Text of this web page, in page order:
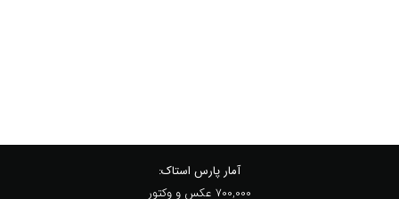
آمار پارس استاک:
700,000 عکس و وکتور